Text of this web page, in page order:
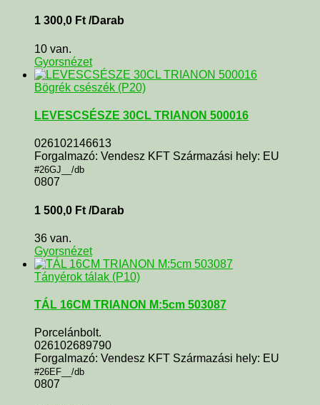
1 300,0 Ft /Darab
10 van.
Gyorsnézet
Bögrék csészék (P20)
LEVESCSÉSZE 30CL TRIANON 500016
026102146613
Forgalmazó: Vendesz KFT Származási hely: EU
#26GJ__/db
0807
1 500,0 Ft /Darab
36 van.
Gyorsnézet
Tányérok tálak (P10)
TÁL 16CM TRIANON M:5cm 503087
Porcelánbolt.
026102689790
Forgalmazó: Vendesz KFT Származási hely: EU
#26EF__/db
0807